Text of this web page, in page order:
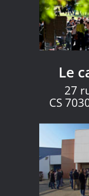
Le
27
CS